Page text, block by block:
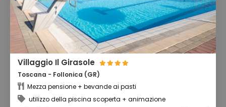
Villaggio Il Girasole
Toscana - Follonica (GR)
Mezza pensione + bevande ai pasti
utilizzo della piscina scoperta + animazione